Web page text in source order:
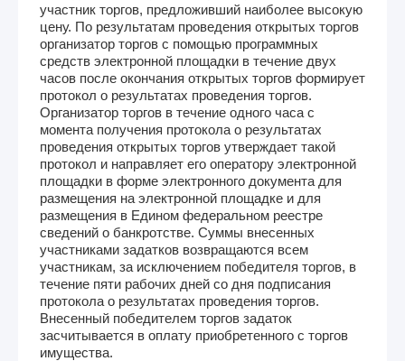
участник торгов, предложивший наиболее высокую
цену. По результатам проведения открытых торгов
организатор торгов с помощью программных
средств электронной площадки в течение двух
часов после окончания открытых торгов формирует
протокол о результатах проведения торгов.
Организатор торгов в течение одного часа с
момента получения протокола о результатах
проведения открытых торгов утверждает такой
протокол и направляет его оператору электронной
площадки в форме электронного документа для
размещения на электронной площадке и для
размещения в Едином федеральном реестре
сведений о банкротстве. Суммы внесенных
участниками задатков возвращаются всем
участникам, за исключением победителя торгов, в
течение пяти рабочих дней со дня подписания
протокола о результатах проведения торгов.
Внесенный победителем торгов задаток
засчитывается в оплату приобретенного с торгов
имущества.